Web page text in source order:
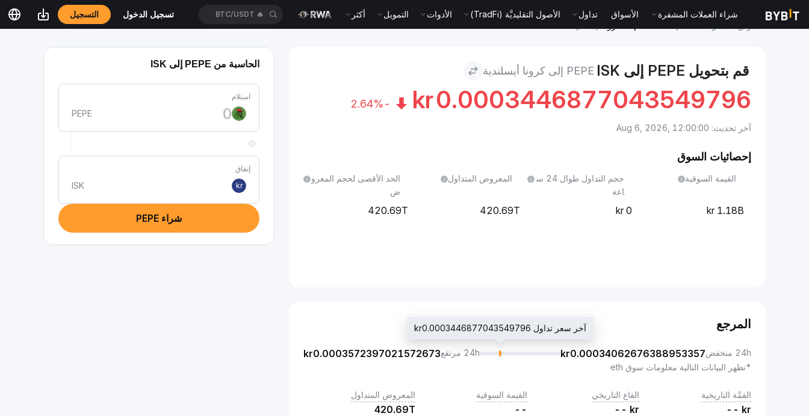
شراء العملات المشفرة الأسواق تداول الأصول التقليديَّة (TradFi) الأدوات التمويل أكثر 🔥
BTC/USDT تسجيل الدخول التسجيل
قم بتحويل PEPE إلى ISK PEPE إلى كرونا أيسلندية
kr0.0003446877043549796
-2.64%
آخر تحديث: Aug 6, 2026, 12:00:00
إحصائيات السوق
القيمة السوقية
1.18B
حجم التداول طوال 24 س
اعة
0
المعروض المتداول
420.69T
الحد الأقصى لحجم المعرو
ض
420.69T
المرجع
24h منخفض kr0.00034062676388953357
آخر سعر تداول kr0.0003446877043549796
24h مرتفع kr0.0003572397021572673
*تظهر البيانات التالية معلومات سوق eth
القمَّة التاريخية
kr
--
القاع التاريخي
kr
--
القيمة السوقية
--
المعروض المتداول
420.69T
الحاسبة من PEPE إلى ISK
استلام
PEPE
إنفاق
kr
ISK
شراء PEPE